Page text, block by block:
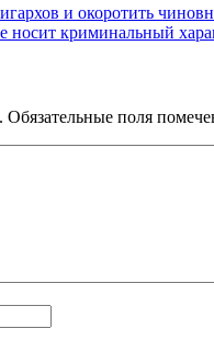
и окоротить
носит криминальный
Обязательные поля